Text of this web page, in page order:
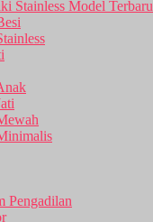
Stainless Model Terbaru
Pengadilan